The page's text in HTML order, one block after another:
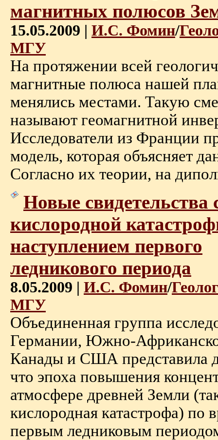
магнитных полюсов
15.05.2009 | И.С. Фомин/
МГУ
На протяжении всей
магнитные полюса нашей
менялись местами. Такую
называют геомагнитной
Исследователи из Франции
модель, которая объясняет
Согласно их теории, на
Новые свидетельства
кислородной
наступлением первого
ледникового периода
8.05.2009 | И.С. Фомин/
МГУ
Объединенная группа
Германии, Южно-
Канады и США представила
что эпоха повышения
атмосфере древней Земли
кислородная катастрофа) по
первым ледниковым